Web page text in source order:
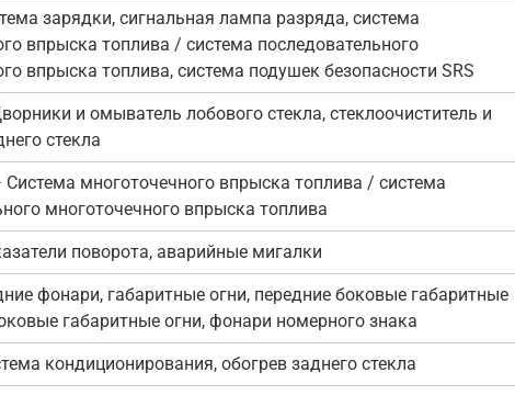
зарядки, сигнальная лампа разряда, система
впрыска топлива / система последовательного
впрыска топлива, система подушек безопасности SRS
и омыватель лобового стекла, стеклоочиститель и
стекла
Система многоточечного впрыска топлива / система
многоточечного впрыска топлива
поворота, аварийные мигалки
фонари, габаритные огни, передние боковые габаритные
габаритные огни, фонари номерного знака
кондиционирования, обогрев заднего стекла